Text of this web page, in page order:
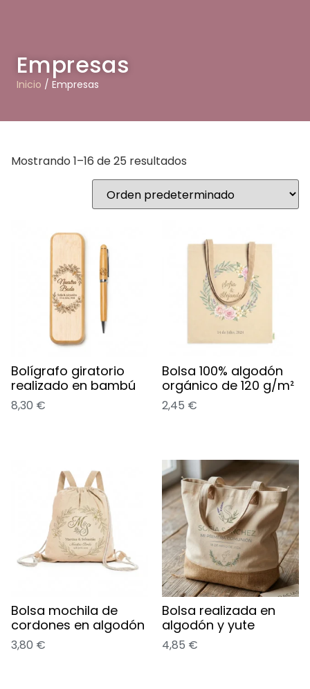
Empresas
Inicio / Empresas
Mostrando 1–16 de 25 resultados
Bolígrafo giratorio
realizado en bambú
8,30 €
Bolsa 100% algodón
orgánico de 120 g/m²
2,45 €
Bolsa mochila de
cordones en algodón
3,80 €
Bolsa realizada en
algodón y yute
4,85 €